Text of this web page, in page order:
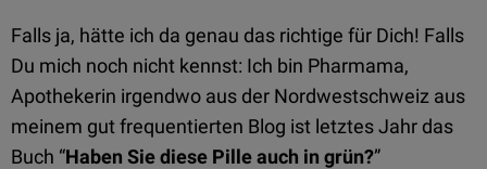
Falls ja, hätte ich da genau das richtige für Dich! Falls
Du mich noch nicht kennst: Ich bin Pharmama,
Apothekerin irgendwo aus der Nordwestschweiz aus
meinem gut frequentierten Blog ist letztes Jahr das
Buch “Haben Sie diese Pille auch in grün?”